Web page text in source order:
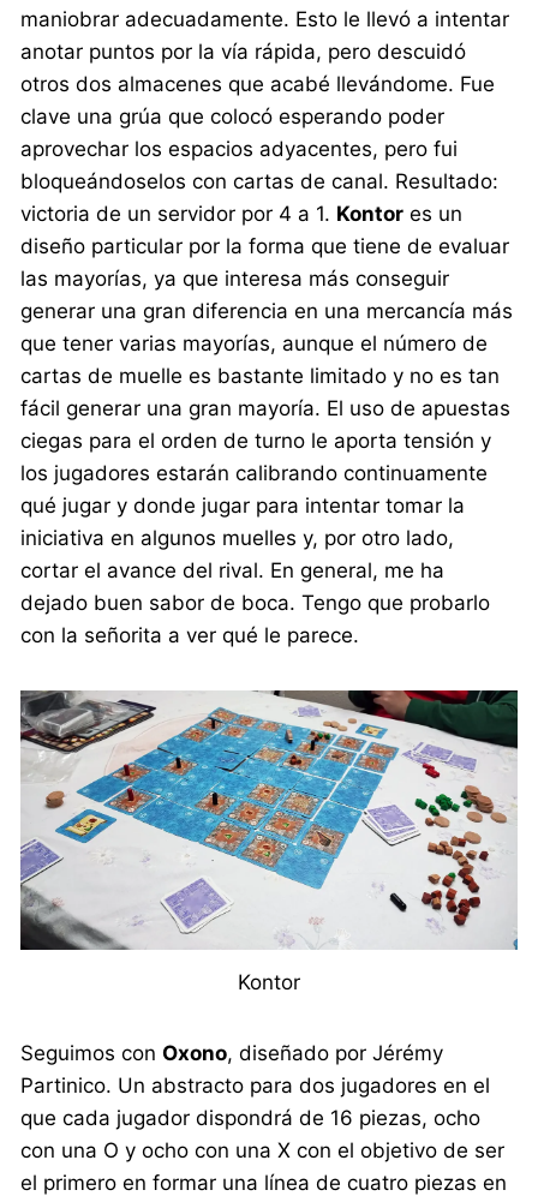
maniobrar adecuadamente. Esto le llevó a intentar
anotar puntos por la vía rápida, pero descuidó
otros dos almacenes que acabé llevándome. Fue
clave una grúa que colocó esperando poder
aprovechar los espacios adyacentes, pero fui
bloqueándoselos con cartas de canal. Resultado:
victoria de un servidor por 4 a 1. Kontor es un
diseño particular por la forma que tiene de evaluar
las mayorías, ya que interesa más conseguir
generar una gran diferencia en una mercancía más
que tener varias mayorías, aunque el número de
cartas de muelle es bastante limitado y no es tan
fácil generar una gran mayoría. El uso de apuestas
ciegas para el orden de turno le aporta tensión y
los jugadores estarán calibrando continuamente
qué jugar y donde jugar para intentar tomar la
iniciativa en algunos muelles y, por otro lado,
cortar el avance del rival. En general, me ha
dejado buen sabor de boca. Tengo que probarlo
con la señorita a ver qué le parece.
Kontor
Seguimos conOxono, diseñado por Jérémy
Partinico. Un abstracto para dos jugadores en el
que cada jugador dispondrá de 16 piezas, ocho
con una O y ocho con una X con el objetivo de ser
el primero en formar una línea de cuatro piezas en